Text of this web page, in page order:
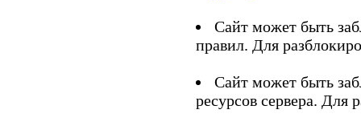
Сайт может быть
правил. Для
Сайт может быть
ресурсов сервера. Для